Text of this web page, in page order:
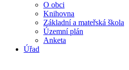
O obci
Knihovna
Základní a mateřská škola
Územní plán
Anketa
Úřad